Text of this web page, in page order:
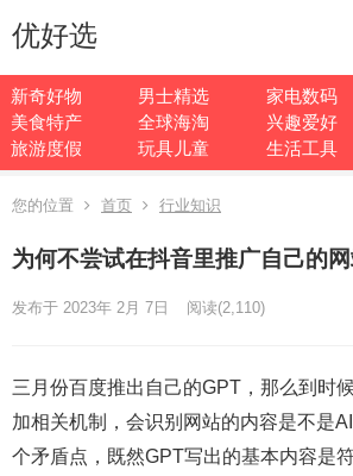
优好选
新奇好物 男士精选 家电数码
美食特产
全球海淘 兴趣爱好
旅游度假
玩具儿童 生活工具
您的位置 首页 行业知识
为何不尝试在抖音里推广自己的
发布于 2023年 2月 7日 阅读(2,110)
三月份百度推出自己的GPT，那么到时
加相关机制，会识别网站的内容是不是
个矛盾点，既然GPT写出的基本内容是